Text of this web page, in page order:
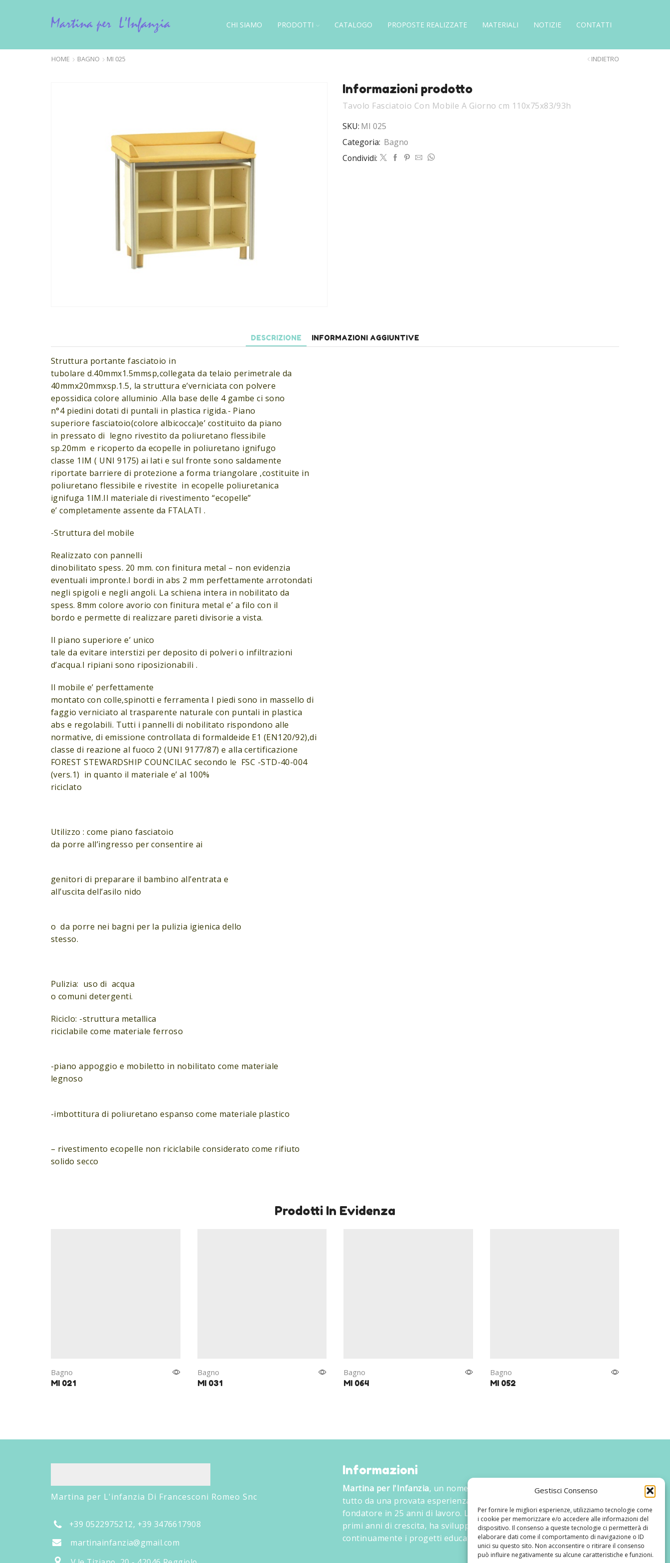
Gestisci Consenso
Per fornire le migliori esperienze, utilizziamo tecnologie come
i cookie per memorizzare e/o accedere alle informazioni del
dispositivo. Il consenso a queste tecnologie ci permetterà di
elaborare dati come il comportamento di navigazione o ID
unici su questo sito. Non acconsentire o ritirare il consenso
può influire negativamente su alcune caratteristiche e funzioni.
CHI SIAMO PRODOTTI CATALOGO PROPOSTE REALIZZATE MATERIALI NOTIZIE CONTATTI
HOME BAGNO MI 025 INDIETRO
Informazioni prodotto
Tavolo Fasciatoio Con Mobile A Giorno cm 110x75x83/93h
SKU: MI 025
Categoria: Bagno
Condividi:
DESCRIZIONE INFORMAZIONI AGGIUNTIVE
Struttura portante fasciatoio in
tubolare d.40mmx1.5mmsp,collegata da telaio perimetrale da
40mmx20mmxsp.1.5, la struttura e’verniciata con polvere
epossidica colore alluminio .Alla base delle 4 gambe ci sono
n°4 piedini dotati di puntali in plastica rigida.- Piano
superiore fasciatoio(colore albicocca)e’ costituito da piano
in pressato di legno rivestito da poliuretano flessibile
sp.20mm e ricoperto da ecopelle in poliuretano ignifugo
classe 1IM ( UNI 9175) ai lati e sul fronte sono saldamente
riportate barriere di protezione a forma triangolare ,costituite in
poliuretano flessibile e rivestite in ecopelle poliuretanica
ignifuga 1IM.Il materiale di rivestimento “ecopelle”
e’ completamente assente da FTALATI .
-Struttura del mobile
Realizzato con pannelli
dinobilitato spess. 20 mm. con finitura metal – non evidenzia
eventuali impronte.I bordi in abs 2 mm perfettamente arrotondati
negli spigoli e negli angoli. La schiena intera in nobilitato da
spess. 8mm colore avorio con finitura metal e’ a filo con il
bordo e permette di realizzare pareti divisorie a vista.
Il piano superiore e’ unico
tale da evitare interstizi per deposito di polveri o infiltrazioni
d’acqua.I ripiani sono riposizionabili .
Il mobile e’ perfettamente
montato con colle,spinotti e ferramenta I piedi sono in massello di
faggio verniciato al trasparente naturale con puntali in plastica
abs e regolabili. Tutti i pannelli di nobilitato rispondono alle
normative, di emissione controllata di formaldeide E1 (EN120/92),di
classe di reazione al fuoco 2 (UNI 9177/87) e alla certificazione
FOREST STEWARDSHIP COUNCILAC secondo le FSC -STD-40-004
(vers.1) in quanto il materiale e’ al 100%
riciclato
Utilizzo : come piano fasciatoio
da porre all’ingresso per consentire ai
genitori di preparare il bambino all’entrata e
all’uscita dell’asilo nido
o da porre nei bagni per la pulizia igienica dello
stesso.
Pulizia: uso di acqua
o comuni detergenti.
Riciclo: -struttura metallica
riciclabile come materiale ferroso
-piano appoggio e mobiletto in nobilitato come materiale
legnoso
-imbottitura di poliuretano espanso come materiale plastico
– rivestimento ecopelle non riciclabile considerato come rifiuto
solido secco
Prodotti In Evidenza
Bagno
MI 021
Bagno
MI 031
Bagno
MI 064
Bagno
MI 052
Martina per L'infanzia Di Francesconi Romeo Snc
+39 0522975212, +39 3476617908
martinainfanzia@gmail.com
Informazioni
Martina per l'Infanzia, un nome ed un progetto che nasce prima di
tutto da una provata esperienza maturata sul campo dal suo
fondatore in 25 anni di lavoro. La didattica rivolta al bambino nei suoi
primi anni di crescita, ha sviluppato tematiche mirate, aggiornandone
continuamente i progetti educativi.